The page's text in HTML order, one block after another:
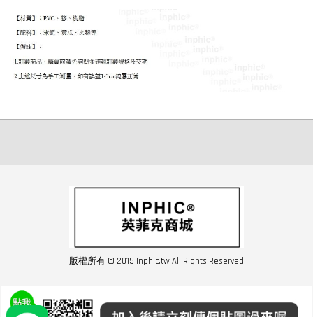
版權所有 © 2015 Inphic.tw All Rights Reserved
友站連結inphic營業設備